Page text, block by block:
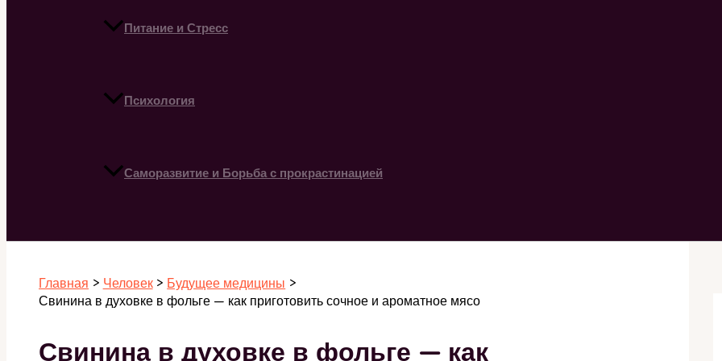
Питание и Стресс
Психология
Саморазвитие и Борьба с прокрастинацией
Главная Человек
Будущее медицины
Свинина в духовке в фольге — как приготовить сочное и ароматное мясо
Свинина в духовке в фольге — как